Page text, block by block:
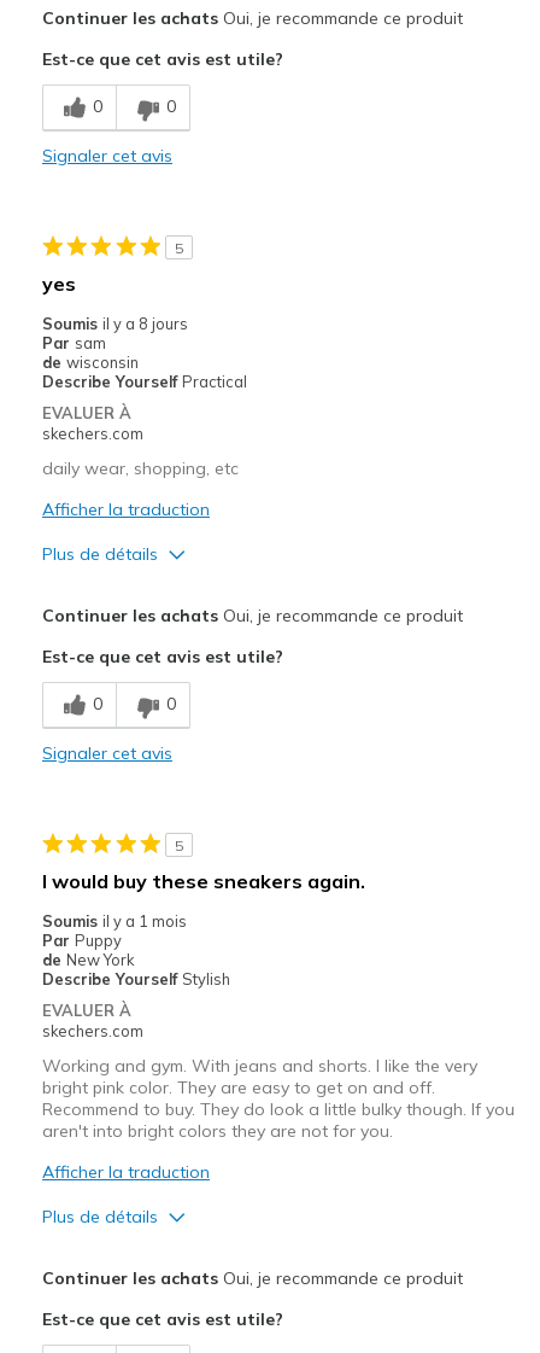
Les meilleures utilisations
Great for nurses
View On Shoes
I'm Really Into Shoes
Continuer les achatsOui, je recommande ce produit
Est-ce que cet avis est utile?
0 0
Signaler cet avis
5
yes
Soumis il y a 8 jours
Par sam
de wisconsin
Describe Yourself Practical
EVALUER À
skechers.com
daily wear, shopping, etc
Afficher la traduction
Plus de détails
Comfortable
Durable
Going Out
Width
Sizing
Feels true to size
View On Shoes
Continuer les achatsOui, je recommande ce produit
Est-ce que cet avis est utile?
0 0
Signaler cet avis
5
I would buy these sneakers again.
Soumis il y a 1 mois
Par Puppy
de New York
Describe Yourself Stylish
EVALUER À
skechers.com
Working and gym. With jeans and shorts. I like the very
bright pink color. They are easy to get on and off.
Recommend to buy. They do look a little bulky though. If you
aren't into bright colors they are not for you.
Afficher la traduction
Plus de détails
Stylish
Continuer les achatsOui, je recommande ce produit
Est-ce que cet avis est utile?